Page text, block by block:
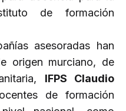
de formación
asesoradas han
origen murciano, de
IFPS Claudio
de formación